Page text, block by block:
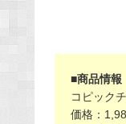
■商品情報
コピック
価格：